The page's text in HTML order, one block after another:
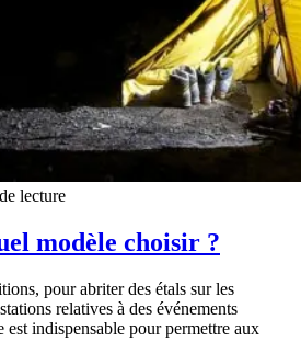
lecture
modèle choisir ?
pour abriter des étals sur les
relatives à des événements
est indispensable pour permettre aux